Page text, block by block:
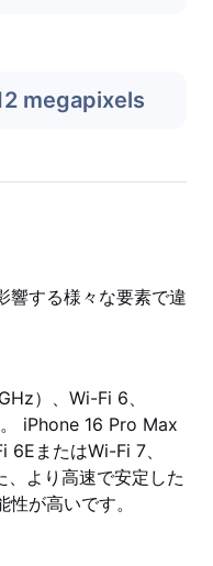
megapixels
響する様々な要素で違
）、Wi-Fi 6、
iPhone 16 Pro Max
6EまたはWi-Fi 7、
より高速で安定した
が高いです。